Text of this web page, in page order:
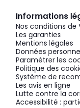
Informations
Nos conditions de
Les garanties
Mentions légales
Données
Paramétrer les
Politique des
Système de
Les avis en ligne
Lutte contre la
Accessibilité :